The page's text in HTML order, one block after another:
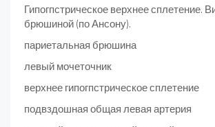
Гипогпстрическое верхнее сплетение.
брюшиной (по Ансону).
париетальная брюшина
левый мочеточник
верхнее гипогпстрическое сплетение
подвздошная общая левая артерия